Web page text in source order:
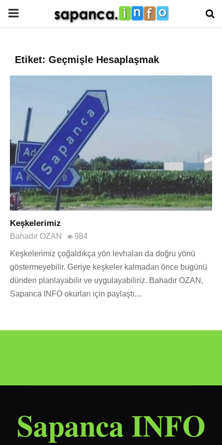
PRIMARY
Etiket: Geçmişle Hesaplaşmak
Keşkelerimiz
Bahadır OZAN 984
Keşkelerimiz çoğaldıkça yön levhaları da doğru yönü
göstermeyebilir. Geriye keşkeler kalmadan önce bugünü
dünden planlayabilir ve uygulayabiliriz. Bahadır OZAN,
Sapanca INFO okurları için paylaştı....
Sapanca INFO